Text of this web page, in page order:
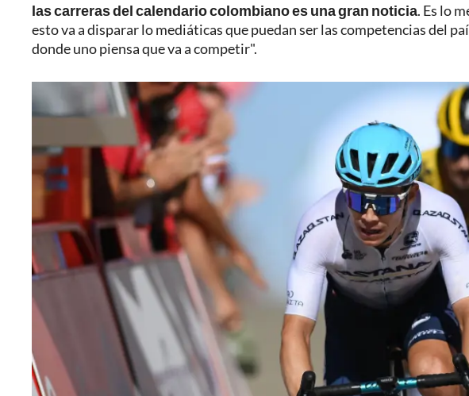
las carreras del calendario colombiano es una gran noticia. Es lo
esto va a disparar lo mediáticas que puedan ser las competencias del
donde uno piensa que va a competir".